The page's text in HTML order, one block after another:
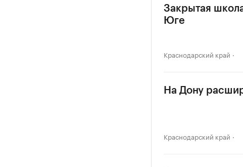
Закрытая
Юге
Краснодарский край
На Дону
Краснодарский край